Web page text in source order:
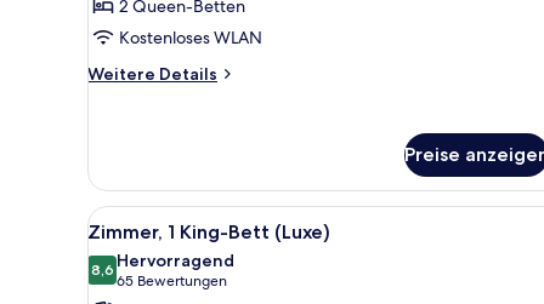
anzeigen
2 Queen-Betten
Kostenloses WLAN
Weitere Details
Weitere
2 Queen-
Betten
Preise
Alle
Fotos
für
Ein Hotelzimmer mit einem
4
Zimmer, 1 King-Bett (Luxe)
8,68,6 von 10
Hervorragend
65 Bewertungen
(65